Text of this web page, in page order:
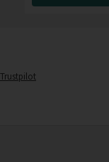
Trustpilot